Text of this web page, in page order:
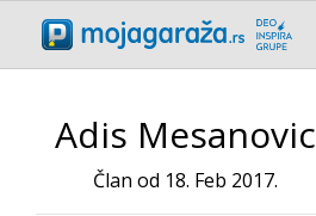
Adis Mesanovic
Član od 18. Feb 2017.